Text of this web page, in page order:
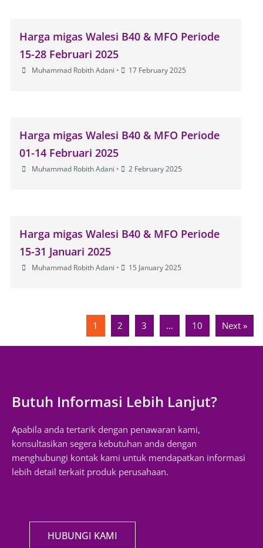
Harga migas Walesi B40 & MFO Periode
15-28 Februari 2025
Muhammad Robith Adani • 17 February 2025
Harga migas Walesi B40 & MFO Periode
01-14 Februari 2025
Muhammad Robith Adani • 2 February 2025
Harga migas Walesi B40 & MFO Periode
15-31 Januari 2025
Muhammad Robith Adani • 15 January 2025
1 2 3 … 10 Next »
Butuh Informasi Lebih Lanjut?
Apabila anda tertarik dengan penawaran kami,
konsultasikan segera kebutuhan anda dengan
menghubungi kontak kami untuk mendapatkan informasi
lebih detail terkait produk perusahaan.
HUBUNGI KAMI